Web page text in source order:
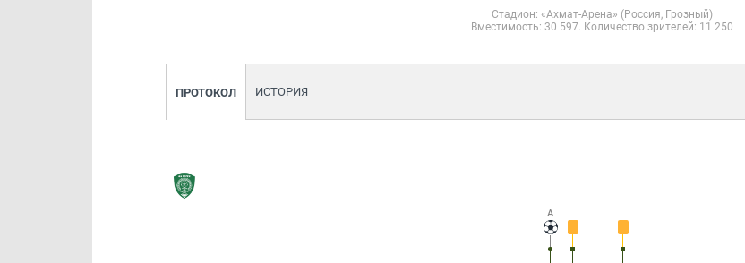
Стадион: «​Ахмат-Арена​» (Россия, Грозный)
Вместимость: 30 597. Количество зрителей: 11 250
ПРОТОКОЛ ИСТОРИЯ